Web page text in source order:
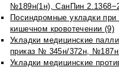
№189н(1н), СанПин
Посиндромные укладки
кишечном кровотечении (9)
Укладки медицинские
приказ № 345н/372н, №187н
Укладки медицинские